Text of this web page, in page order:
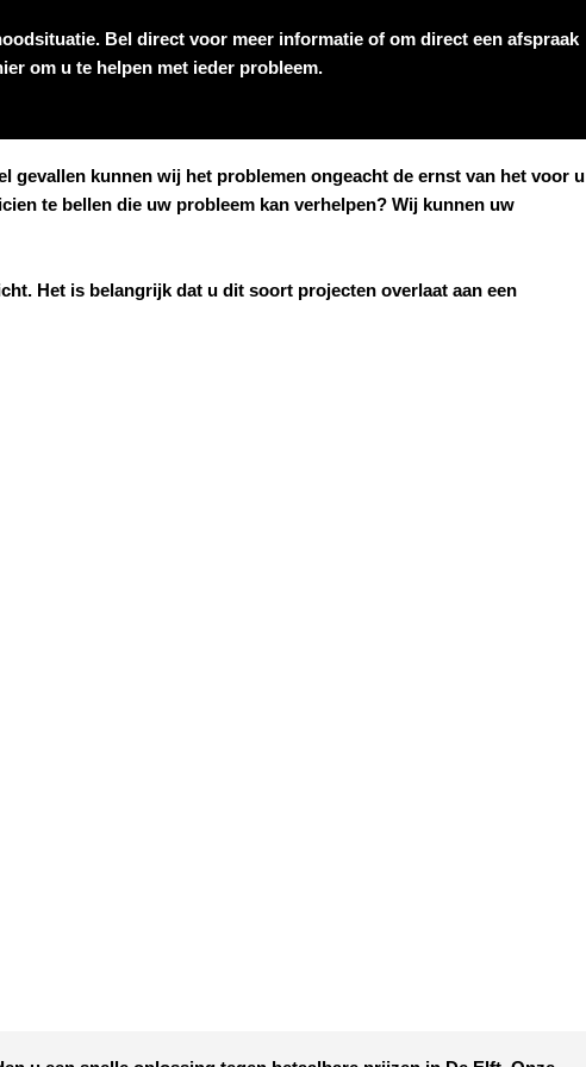
Bel direct voor meer informatie of om direct een afspraak
om u te helpen met ieder probleem.
gevallen kunnen wij het problemen ongeacht de ernst van het voor u
te bellen die uw probleem kan verhelpen? Wij kunnen uw
Het is belangrijk dat u dit soort projecten overlaat aan een